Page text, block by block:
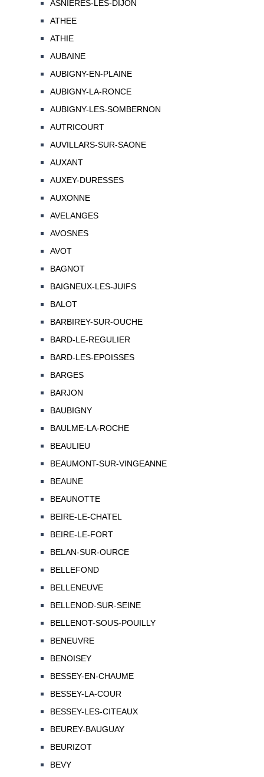
ASNIERES-LES-DIJON
ATHEE
ATHIE
AUBAINE
AUBIGNY-EN-PLAINE
AUBIGNY-LA-RONCE
AUBIGNY-LES-SOMBERNON
AUTRICOURT
AUVILLARS-SUR-SAONE
AUXANT
AUXEY-DURESSES
AUXONNE
AVELANGES
AVOSNES
AVOT
BAGNOT
BAIGNEUX-LES-JUIFS
BALOT
BARBIREY-SUR-OUCHE
BARD-LE-REGULIER
BARD-LES-EPOISSES
BARGES
BARJON
BAUBIGNY
BAULME-LA-ROCHE
BEAULIEU
BEAUMONT-SUR-VINGEANNE
BEAUNE
BEAUNOTTE
BEIRE-LE-CHATEL
BEIRE-LE-FORT
BELAN-SUR-OURCE
BELLEFOND
BELLENEUVE
BELLENOD-SUR-SEINE
BELLENOT-SOUS-POUILLY
BENEUVRE
BENOISEY
BESSEY-EN-CHAUME
BESSEY-LA-COUR
BESSEY-LES-CITEAUX
BEUREY-BAUGUAY
BEURIZOT
BEVY